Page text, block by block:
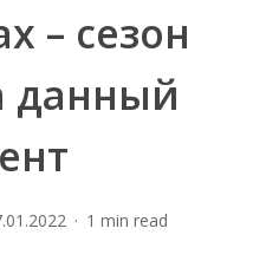
– сезон
данный
1 min read